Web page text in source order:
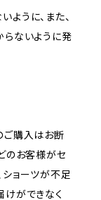
うに、また、
らないように発
ご購入はお断
のお客様がセ
ショーツが不足
けができなく